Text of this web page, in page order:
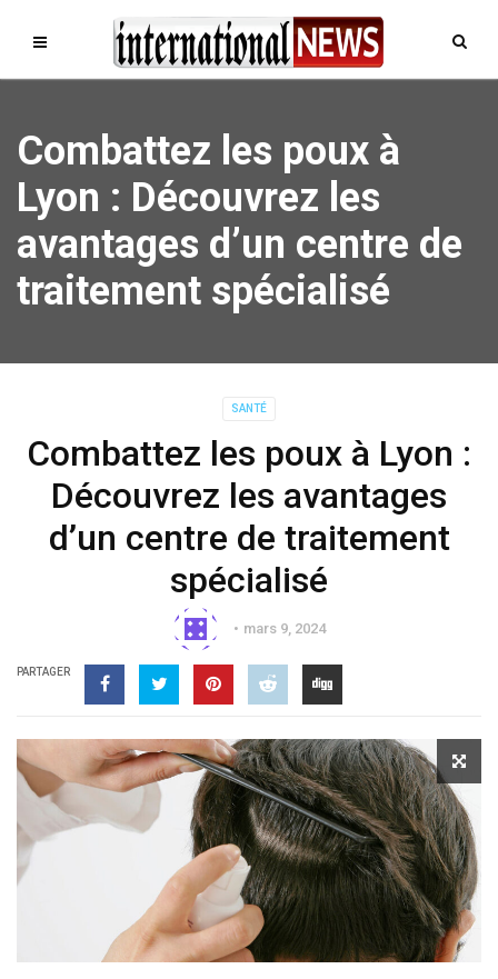
Combattez les poux à
Lyon : Découvrez les
avantages d’un centre de
traitement spécialisé
SANTÉ
Combattez les poux à Lyon :
Découvrez les avantages
d’un centre de traitement
spécialisé
mars 9, 2024
PARTAGER